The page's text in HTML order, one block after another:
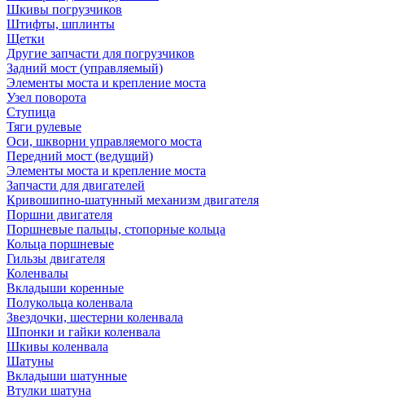
Шкивы погрузчиков
Штифты, шплинты
Щетки
Другие запчасти для погрузчиков
Задний мост (управляемый)
Элементы моста и крепление моста
Узел поворота
Ступица
Тяги рулевые
Оси, шкворни управляемого моста
Передний мост (ведущий)
Элементы моста и крепление моста
Запчасти для двигателей
Кривошипно-шатунный механизм двигателя
Поршни двигателя
Поршневые пальцы, стопорные кольца
Кольца поршневые
Гильзы двигателя
Коленвалы
Вкладыши коренные
Полукольца коленвала
Звездочки, шестерни коленвала
Шпонки и гайки коленвала
Шкивы коленвала
Шатуны
Вкладыши шатунные
Втулки шатуна